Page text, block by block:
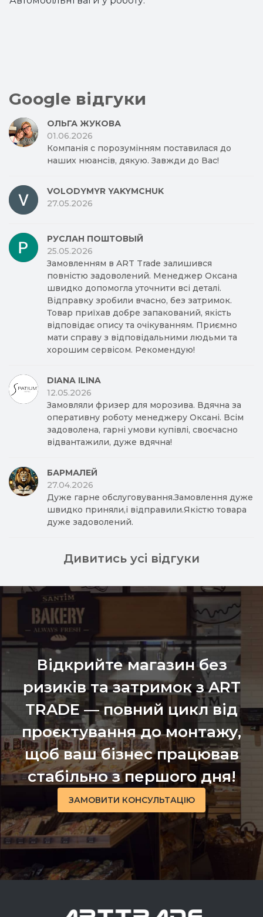
Google відгуки
ОЛЬГА ЖУКОВА
01.06.2026
Компанія с порозумінням поставилася до
наших нюансів, дякую. Завжди до Вас!
VOLODYMYR YAKYMCHUK
27.05.2026
РУСЛАН ПОШТОВЫЙ
25.05.2026
Замовленням в ART Trade залишився
повністю задоволений. Менеджер Оксана
швидко допомогла уточнити всі деталі.
Відправку зробили вчасно, без затримок.
Товар приїхав добре запакований, якість
відповідає опису та очікуванням. Приємно
мати справу з відповідальними людьми та
хорошим сервісом. Рекомендую!
DIANA ILINA
12.05.2026
Замовляли фризер для морозива. Вдячна за
оперативну роботу менеджеру Оксані. Всім
задоволена, гарні умови купівлі, своєчасно
відвантажили, дуже вдячна!
БАРМАЛЕЙ
27.04.2026
Дуже гарне обслуговування.Замовлення дуже
швидко приняли,і відправили.Якістю товара
дуже задоволений.
Дивитись усі відгуки
Відкрийте магазин без
ризиків та затримок з ART
TRADE — повний цикл від
проєктування до монтажу,
щоб ваш бізнес працював
стабільно з першого дня!
ЗАМОВИТИ КОНСУЛЬТАЦІЮ